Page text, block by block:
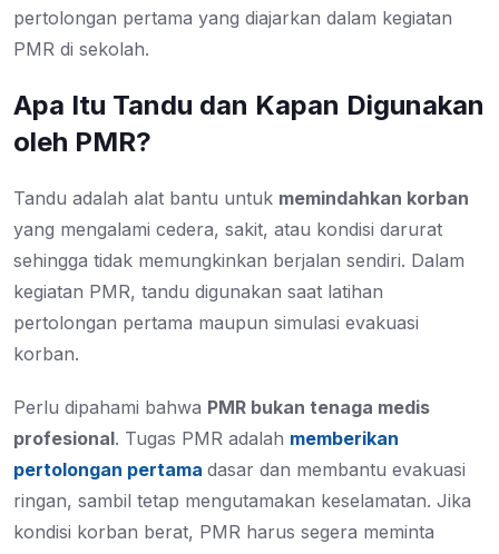
pertolongan pertama yang diajarkan dalam kegiatan
PMR di sekolah.
Apa Itu Tandu dan Kapan Digunakan
oleh PMR?
Tandu adalah alat bantu untuk memindahkan korban
yang mengalami cedera, sakit, atau kondisi darurat
sehingga tidak memungkinkan berjalan sendiri. Dalam
kegiatan PMR, tandu digunakan saat latihan
pertolongan pertama maupun simulasi evakuasi
korban.
Perlu dipahami bahwa PMR bukan tenaga medis
profesional. Tugas PMR adalah memberikan
pertolongan pertama dasar dan membantu evakuasi
ringan, sambil tetap mengutamakan keselamatan. Jika
kondisi korban berat, PMR harus segera meminta